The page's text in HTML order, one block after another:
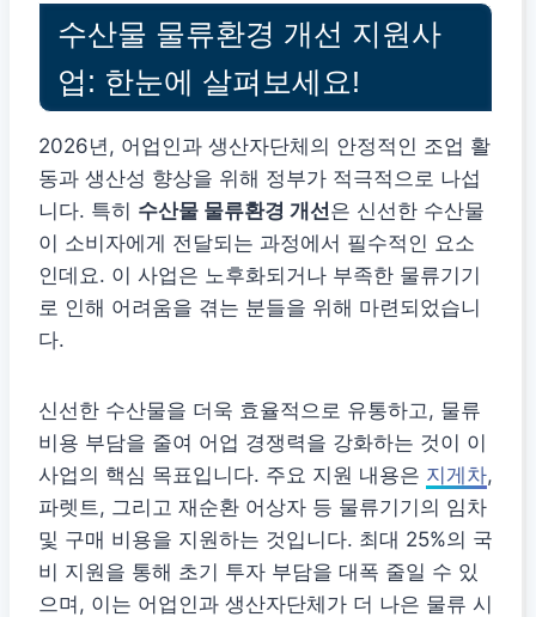
수산물 물류환경 개선 지원사
업: 한눈에 살펴보세요!
2026년, 어업인과 생산자단체의 안정적인 조업 활
동과 생산성 향상을 위해 정부가 적극적으로 나섭
니다. 특히 수산물 물류환경 개선은 신선한 수산물
이 소비자에게 전달되는 과정에서 필수적인 요소
인데요. 이 사업은 노후화되거나 부족한 물류기기
로 인해 어려움을 겪는 분들을 위해 마련되었습니
다.
신선한 수산물을 더욱 효율적으로 유통하고, 물류
비용 부담을 줄여 어업 경쟁력을 강화하는 것이 이
사업의 핵심 목표입니다. 주요 지원 내용은 지게차,
파렛트, 그리고 재순환 어상자 등 물류기기의 임차
및 구매 비용을 지원하는 것입니다. 최대 25%의 국
비 지원을 통해 초기 투자 부담을 대폭 줄일 수 있
으며, 이는 어업인과 생산자단체가 더 나은 물류 시